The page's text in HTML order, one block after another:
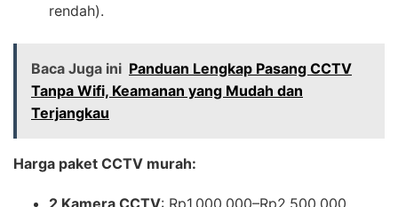
rendah).
Baca Juga ini Panduan Lengkap Pasang CCTV
Tanpa Wifi, Keamanan yang Mudah dan
Terjangkau
Harga paket CCTV murah:
2 Kamera CCTV: Rp1.000.000–Rp2.500.000